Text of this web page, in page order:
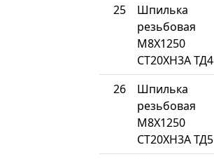
25
Шпилька
резьбовая
М8Х1250
СТ20ХН3А ТД4
26
Шпилька
резьбовая
М8Х1250
СТ20ХН3А ТД5